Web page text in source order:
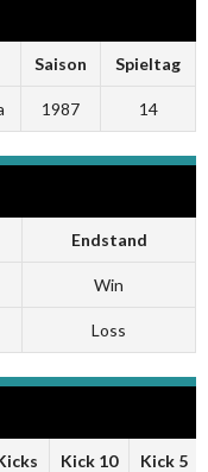
Saison Spieltag
1987 14
Endstand
Win
Loss
Kick 10 Kick 5